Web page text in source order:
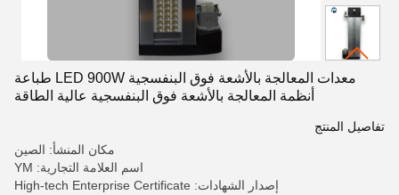
معدات المعالجة بالأشعة فوق البنفسجية LED 900W طباعة
أنظمة المعالجة بالأشعة فوق البنفسجية عالية الطاقة
تفاصيل المنتج
مكان المنشأ: الصين
اسم العلامة التجارية: YM
إصدار الشهادات: High-tech Enterprise Certificate